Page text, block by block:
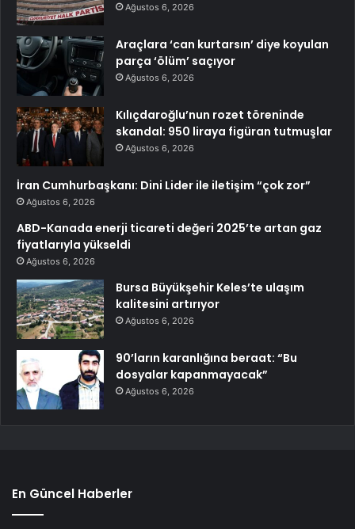
Ağustos 6, 2026
Araçlara ‘can kurtarsın’ diye koyulan
parça ‘ölüm’ saçıyor
Ağustos 6, 2026
Kılıçdaroğlu’nun rozet töreninde
skandal: 950 liraya figüran tutmuşlar
Ağustos 6, 2026
İran Cumhurbaşkanı: Dini Lider ile iletişim “çok zor”
Ağustos 6, 2026
ABD-Kanada enerji ticareti değeri 2025’te artan gaz
fiyatlarıyla yükseldi
Ağustos 6, 2026
Bursa Büyükşehir Keles’te ulaşım
kalitesini artırıyor
Ağustos 6, 2026
90’ların karanlığına beraat: “Bu
dosyalar kapanmayacak”
Ağustos 6, 2026
En Güncel Haberler